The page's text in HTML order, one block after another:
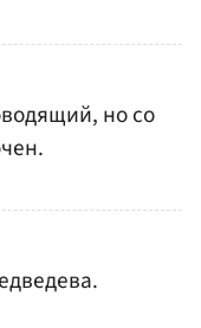
но со